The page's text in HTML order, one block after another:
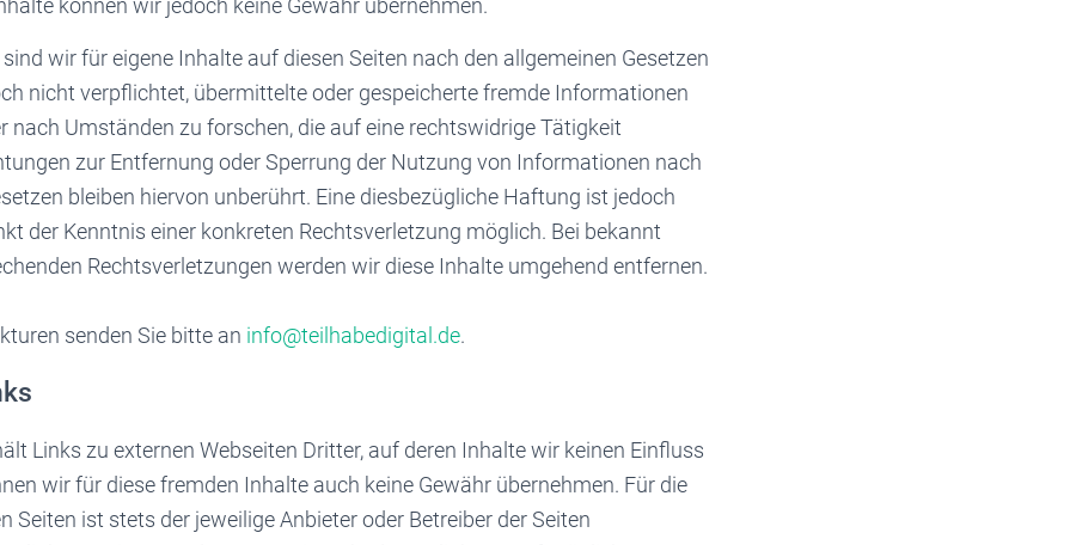
können wir jedoch keine Gewähr übernehmen.
wir für eigene Inhalte auf diesen Seiten nach den allgemeinen Gesetzen
nicht verpflichtet, übermittelte oder gespeicherte fremde Informationen
nach Umständen zu forschen, die auf eine rechtswidrige Tätigkeit
zur Entfernung oder Sperrung der Nutzung von Informationen nach
bleiben hiervon unberührt. Eine diesbezügliche Haftung ist jedoch
der Kenntnis einer konkreten Rechtsverletzung möglich. Bei bekannt
Rechtsverletzungen werden wir diese Inhalte umgehend entfernen.
senden Sie bitte an info@teilhabedigital.de.
Links zu externen Webseiten Dritter, auf deren Inhalte wir keinen Einfluss
wir für diese fremden Inhalte auch keine Gewähr übernehmen. Für die
Seiten ist stets der jeweilige Anbieter oder Betreiber der Seiten